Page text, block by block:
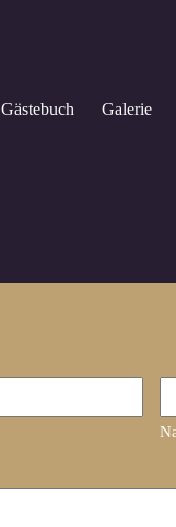
Gästebuch Galerie